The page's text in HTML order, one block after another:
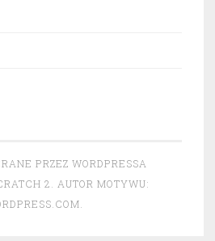
PRZEZ WORDPRESSA
2. AUTOR MOTYWU:
.